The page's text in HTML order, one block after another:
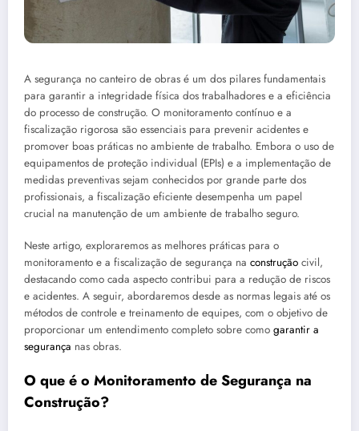
A segurança no canteiro de obras é um dos pilares fundamentais
para garantir a integridade física dos trabalhadores e a eficiência
do processo de construção. O monitoramento contínuo e a
fiscalização rigorosa são essenciais para prevenir acidentes e
promover boas práticas no ambiente de trabalho. Embora o uso de
equipamentos de proteção individual (EPIs) e a implementação de
medidas preventivas sejam conhecidos por grande parte dos
profissionais, a fiscalização eficiente desempenha um papel
crucial na manutenção de um ambiente de trabalho seguro.
Neste artigo, exploraremos as melhores práticas para o
monitoramento e a fiscalização de segurança na construção civil,
destacando como cada aspecto contribui para a redução de riscos
e acidentes. A seguir, abordaremos desde as normas legais até os
métodos de controle e treinamento de equipes, com o objetivo de
proporcionar um entendimento completo sobre como garantir a
segurança nas obras.
O que é o Monitoramento de Segurança na
Construção?